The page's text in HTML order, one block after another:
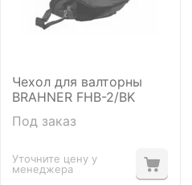
Чехол для валторны
BRAHNER FHB-2/BK
Под заказ
Уточните цену у
менеджера